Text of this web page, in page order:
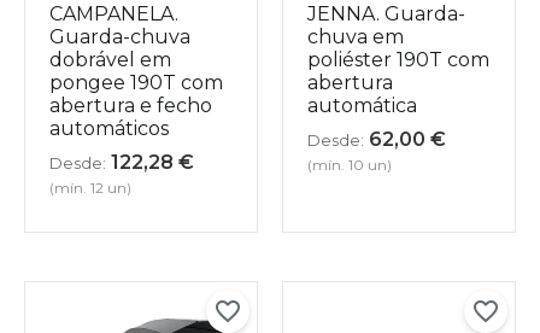
CAMPANELA.
Guarda-chuva
dobrável em
pongee 190T com
abertura e fecho
automáticos
Desde: 122,28 €
(mín. 12 un)
JENNA. Guarda-
chuva em
poliéster 190T com
abertura
automática
Desde: 62,00 €
(mín. 10 un)